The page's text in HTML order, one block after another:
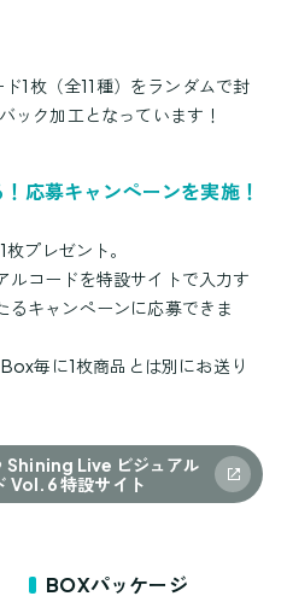
1枚（全11種）をランダムで封
ック加工となっています！
応募キャンペーンを実施！
プレゼント。
ルコードを特設サイトで入力す
るキャンペーンに応募できま
毎に1枚商品とは別にお送り
Live ビジュアル
Vol.6 特設サイト
BOXパッケージ